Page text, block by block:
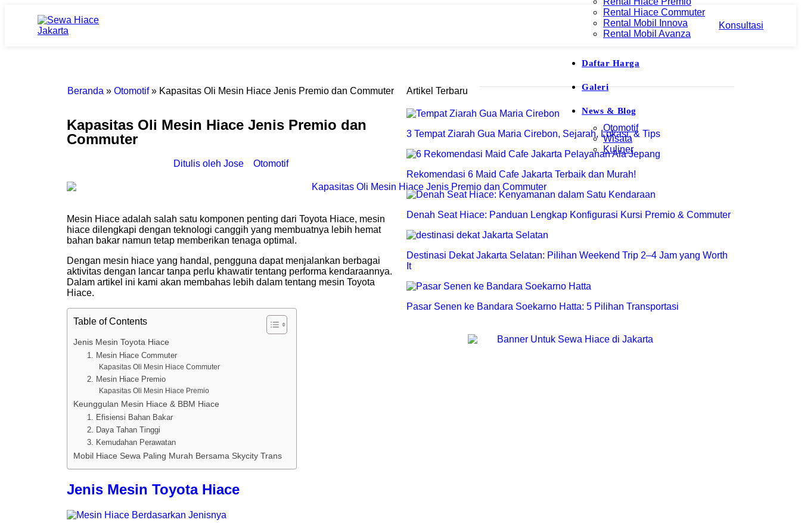
Rental Hiace Commuter
Rental Mobil Innova
Rental Mobil Avanza
Daftar Harga
Galeri
News & Blog
Otomotif
Wisata
Kuliner
Konsultasi
Beranda » Otomotif» Kapasitas Oli Mesin Hiace Jenis Premio dan Commuter
Kapasitas Oli Mesin Hiace Jenis Premio dan
Commuter
Ditulis oleh Jose Otomotif
Mesin Hiace adalah salah satu komponen penting dari Toyota Hiace, mesin
hiace dilengkapi dengan teknologi canggih yang membuatnya lebih hemat
bahan bakar namun tetap memberikan tenaga optimal.
Dengan mesin hiace yang handal, pengguna dapat menjalankan berbagai
aktivitas dengan lancar tanpa perlu khawatir tentang performa kendaraannya.
Dalam artikel ini kami akan membahas lebih dalam tentang mesin Toyota
Hiace.
Table of Contents
Jenis Mesin Toyota Hiace
1. Mesin Hiace Commuter
Kapasitas Oli Mesin Hiace Commuter
2. Mesin Hiace Premio
Kapasitas Oli Mesin Hiace Premio
Keunggulan Mesin Hiace & BBM Hiace
1. Efisiensi Bahan Bakar
2. Daya Tahan Tinggi
3. Kemudahan Perawatan
Mobil Hiace Sewa Paling Murah Bersama Skycity Trans
Jenis Mesin Toyota Hiace
Artikel Terbaru
3 Tempat Ziarah Gua Maria Cirebon, Sejarah, Lokasi, & Tips
Rekomendasi 6 Maid Cafe Jakarta Terbaik dan Murah!
Denah Seat Hiace: Panduan Lengkap Konfigurasi Kursi Premio & Commuter
Destinasi Dekat Jakarta Selatan: Pilihan Weekend Trip 2–4 Jam yang Worth
It
Pasar Senen ke Bandara Soekarno Hatta: 5 Pilihan Transportasi